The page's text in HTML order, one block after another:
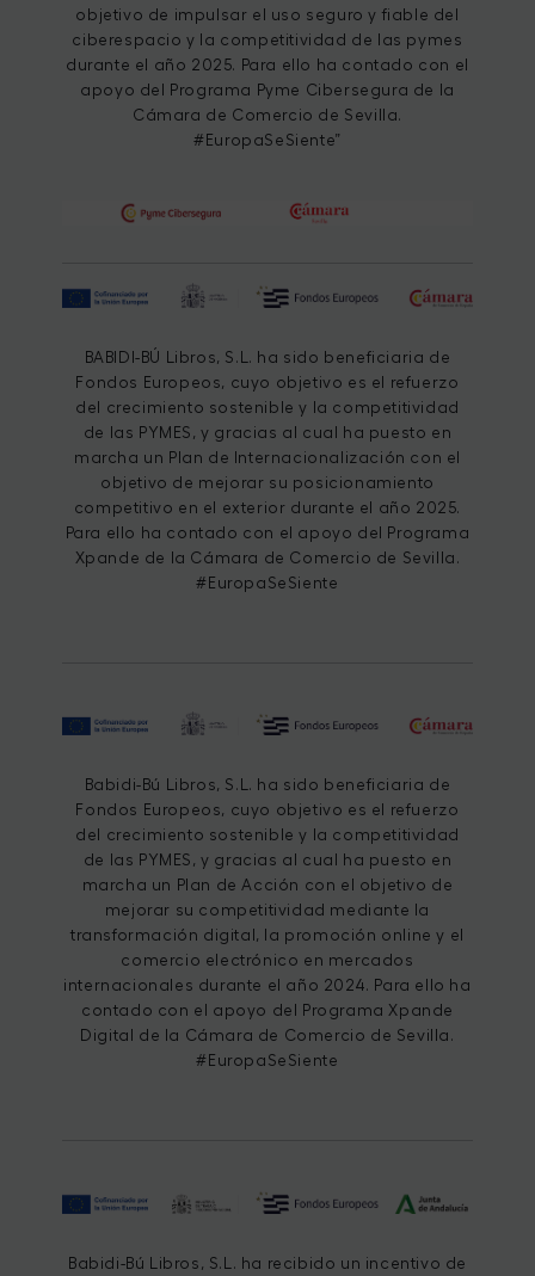
objetivo de impulsar el uso seguro y fiable del
ciberespacio y la competitividad de las pymes
durante el año 2025. Para ello ha contado con el
apoyo del Programa Pyme Cibersegura de la
Cámara de Comercio de Sevilla.
#EuropaSeSiente”
BABIDI-BÚ Libros, S.L. ha sido beneficiaria de
Fondos Europeos, cuyo objetivo es el refuerzo
del crecimiento sostenible y la competitividad
de las PYMES, y gracias al cual ha puesto en
marcha un Plan de Internacionalización con el
objetivo de mejorar su posicionamiento
competitivo en el exterior durante el año 2025.
Para ello ha contado con el apoyo del Programa
Xpande de la Cámara de Comercio de Sevilla.
#EuropaSeSiente
Babidi-Bú Libros, S.L. ha sido beneficiaria de
Fondos Europeos, cuyo objetivo es el refuerzo
del crecimiento sostenible y la competitividad
de las PYMES, y gracias al cual ha puesto en
marcha un Plan de Acción con el objetivo de
mejorar su competitividad mediante la
transformación digital, la promoción online y el
comercio electrónico en mercados
internacionales durante el año 2024. Para ello ha
contado con el apoyo del Programa Xpande
Digital de la Cámara de Comercio de Sevilla.
#EuropaSeSiente
Babidi-Bú Libros, S.L. ha recibido un incentivo de